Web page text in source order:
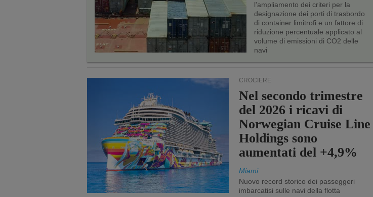
l'ampliamento dei criteri per la
designazione dei porti di trasbordo
di container limitrofi e un fattore di
riduzione percentuale applicato al
volume di emissioni di CO2 delle
navi
CROCIERE
Nel secondo trimestre
del 2026 i ricavi di
Norwegian Cruise Line
Holdings sono
aumentati del +4,9%
Miami
Nuovo record storico dei passeggeri
imbarcatisi sulle navi della flotta